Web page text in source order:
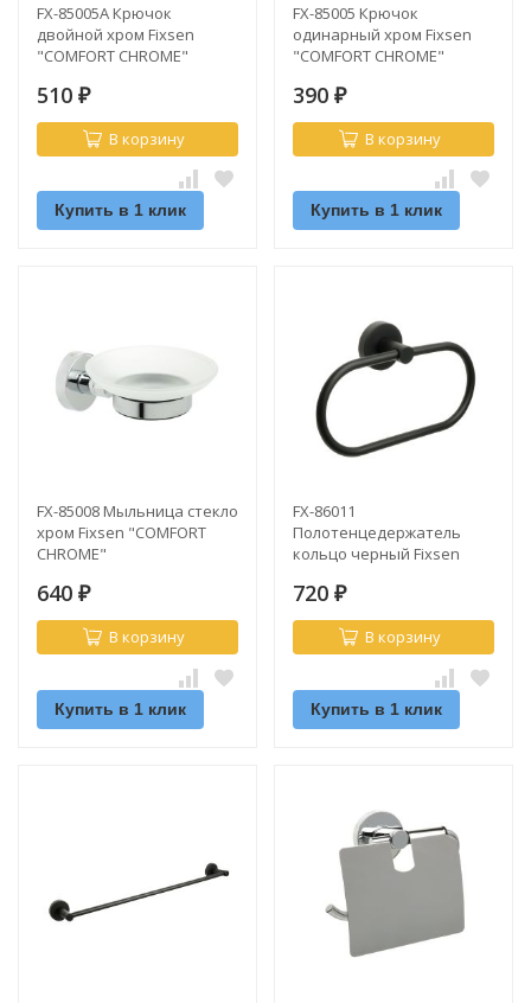
FX-85005A Крючок
двойной хром Fixsen
"COMFORT CHROME"
510 ₽
В корзину
Купить в 1 клик
FX-85005 Крючок
одинарный хром Fixsen
"COMFORT CHROME"
390 ₽
В корзину
Купить в 1 клик
FX-85008 Мыльница стекло
хром Fixsen "COMFORT
CHROME"
640 ₽
В корзину
Купить в 1 клик
FX-86011
Полотенцедержатель
кольцо черный Fixsen
720 ₽
В корзину
Купить в 1 клик